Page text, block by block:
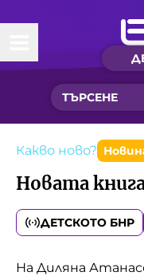
Начало
Какво ново?
Рубрики с
Детско
Чуйте
Новините на
Какво ново?
Новата
ДЕТСКОТО БНР
На Диляна